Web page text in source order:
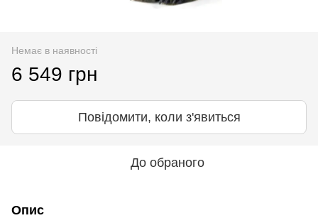
Немає в наявності
6 549 грн
Повідомити, коли з'явиться
До обраного
Опис